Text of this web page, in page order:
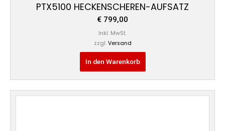
PTX5100 HECKENSCHEREN-AUFSATZ
€ 799,00
Inkl. MwSt.
zzgl. Versand
In den Warenkorb